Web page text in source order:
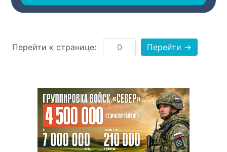
Перейти к странице: Перейти →